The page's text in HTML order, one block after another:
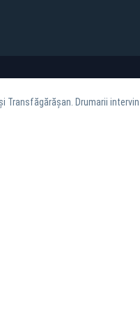
Transfăgărășan. Drumarii